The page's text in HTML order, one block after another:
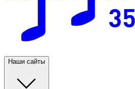
Наши сайты